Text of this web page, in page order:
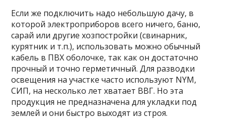
Если же подключить надо небольшую дачу, в
которой электроприборов всего ничего, баню,
сарай или другие хозпостройки (свинарник,
курятник и т.п.), использовать можно обычный
кабель в ПВХ оболочке, так как он достаточно
прочный и точно герметичный. Для разводки
освещения на участке часто используют NYM,
СИП, на несколько лет хватает ВВГ. Но эта
продукция не предназначена для укладки под
землей и они быстро выходят из строя.